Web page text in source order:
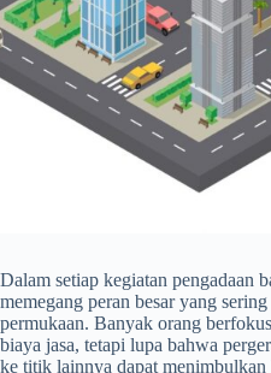
Dalam setiap kegiatan pengadaan
memegang peran besar yang
permukaan. Banyak orang
biaya jasa, tetapi lupa bahwa
ke titik lainnya dapat menimbulkan